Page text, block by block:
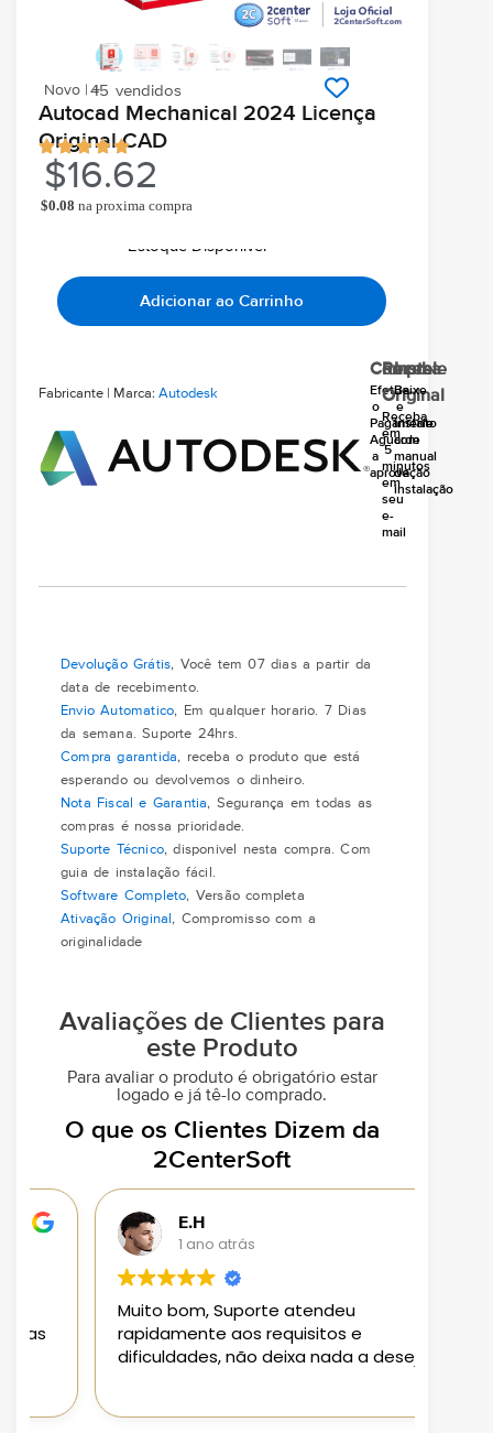
Novo | +45 vendidos
Autocad Mechanical 2024 Licença
Original CAD
$16.62
Chegará grátis hojeEm seu email
Ao comprar você ganha
Estoque Disponivel
Devolução Grátis, Você tem 07 dias a partir da
data de recebimento.
Envio Automatico, Em qualquer horario. 7 Dias
da semana. Suporte 24hrs.
Compra garantida, receba o produto que está
esperando ou devolvemos o dinheiro.
Nota Fiscal e Garantia, Segurança em todas as
compras é nossa prioridade.
Suporte Técnico, disponivel nesta compra. Com
guia de instalação fácil.
Software Completo, Versão completa
Ativação Original , Compromisso com a
originalidade
$0.08 na proxima compra
Adicionar ao Carrinho
Avaliações de Clientes para
este Produto
Para avaliar o produto é obrigatório estar
logado e já tê-lo comprado.
Fabricante | Marca: Autodesk
Compre
Efetue
o
Pagamento
Aguarde
a
aprovação
Receba
Original
Receba
em
5
minutos
em
seu
e-
mail
Instale
Baixe
e
instale
com
manual
de
instalação
O que os Clientes Dizem da
2CenterSoft
E.H
1 ano atrás
Muito bom, Suporte atendeu
rapidamente aos requisitos e
dificuldades, não deixa nada a desejar